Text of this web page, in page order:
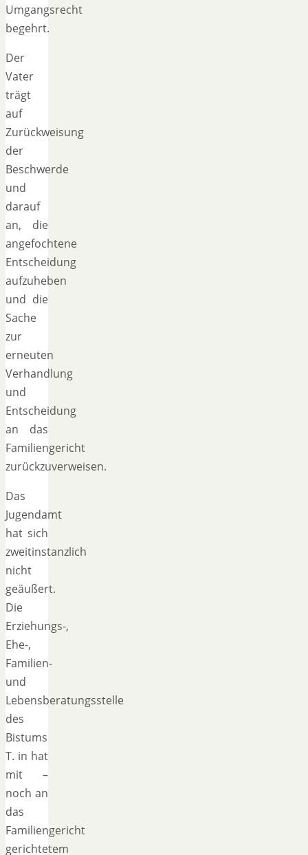
Umgangsrecht
begehrt.
Der
Vater
trägt
auf
Zurückweisung
der
Beschwerde
und
darauf
an, die
angefochtene
Entscheidung
aufzuheben
und die
Sache
zur
erneuten
Verhandlung
und
Entscheidung
an das
Familiengericht
zurückzuverweisen.
Das
Jugendamt
hat sich
zweitinstanzlich
nicht
geäußert.
Die
Erziehungs-,
Ehe-,
Familien-
und
Lebensberatungsstelle
des
Bistums
T. in hat
mit –
noch an
das
Familiengericht
gerichtetem